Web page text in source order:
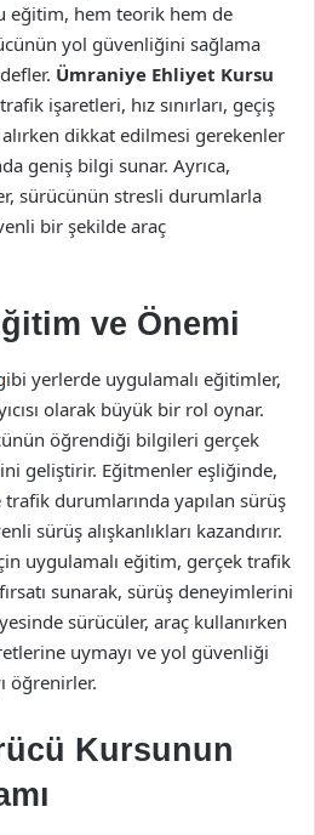
eğitim, hem teorik hem de
yol güvenliğini sağlama
Ümraniye Ehliyet Kursu
işaretleri, hız sınırları, geçiş
dikkat edilmesi gerekenler
geniş bilgi sunar. Ayrıca,
sürücünün stresli durumlarla
bir şekilde araç
ve Önemi
yerlerde uygulamalı eğitimler,
olarak büyük bir rol oynar.
öğrendiği bilgileri gerçek
geliştirir. Eğitmenler eşliğinde,
durumlarında yapılan sürüş
sürüş alışkanlıkları kazandırır.
uygulamalı eğitim, gerçek trafik
sunarak, sürüş deneyimlerini
sürücüler, araç kullanırken
uymayı ve yol güvenliği
öğrenirler.
Kursunun